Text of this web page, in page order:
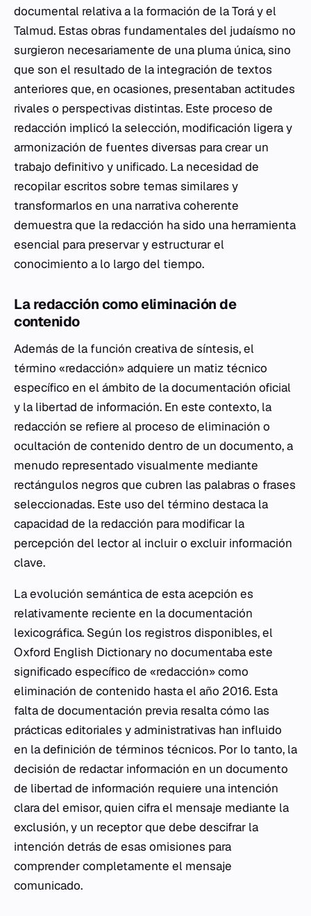
documental relativa a la formación de la Torá y el
Talmud. Estas obras fundamentales del judaísmo no
surgieron necesariamente de una pluma única, sino
que son el resultado de la integración de textos
anteriores que, en ocasiones, presentaban actitudes
rivales o perspectivas distintas. Este proceso de
redacción implicó la selección, modificación ligera y
armonización de fuentes diversas para crear un
trabajo definitivo y unificado. La necesidad de
recopilar escritos sobre temas similares y
transformarlos en una narrativa coherente
demuestra que la redacción ha sido una herramienta
esencial para preservar y estructurar el
conocimiento a lo largo del tiempo.
La redacción como eliminación de
contenido
Además de la función creativa de síntesis, el
término «redacción» adquiere un matiz técnico
específico en el ámbito de la documentación oficial
y la libertad de información. En este contexto, la
redacción se refiere al proceso de eliminación o
ocultación de contenido dentro de un documento, a
menudo representado visualmente mediante
rectángulos negros que cubren las palabras o frases
seleccionadas. Este uso del término destaca la
capacidad de la redacción para modificar la
percepción del lector al incluir o excluir información
clave.
La evolución semántica de esta acepción es
relativamente reciente en la documentación
lexicográfica. Según los registros disponibles, el
Oxford English Dictionary no documentaba este
significado específico de «redacción» como
eliminación de contenido hasta el año 2016. Esta
falta de documentación previa resalta cómo las
prácticas editoriales y administrativas han influido
en la definición de términos técnicos. Por lo tanto, la
decisión de redactar información en un documento
de libertad de información requiere una intención
clara del emisor, quien cifra el mensaje mediante la
exclusión, y un receptor que debe descifrar la
intención detrás de esas omisiones para
comprender completamente el mensaje
comunicado.